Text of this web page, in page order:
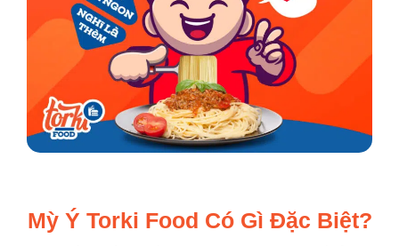
Mỳ Ý Torki Food Có Gì Đặc Biệt?